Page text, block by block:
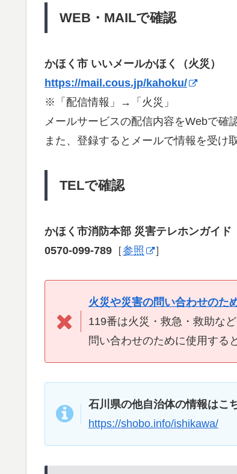
WEB・MAILで確認
かほく市 いいメールかほく（火災）
https://mail.cous.jp/kahoku/
※「配信情報」→「火災」
メールサービスの配信内容をWebで確
また、登録するとメールで情報を受け
TELで確認
かほく市消防本部 災害テレホンガイド
0570-099-789 ［参照 ］
火災や災害の問い合わせのた
119番は火災・救急・救助な
問い合わせのために使用する
石川県の他自治体の情報はこ
https://shobo.info/ishikawa/